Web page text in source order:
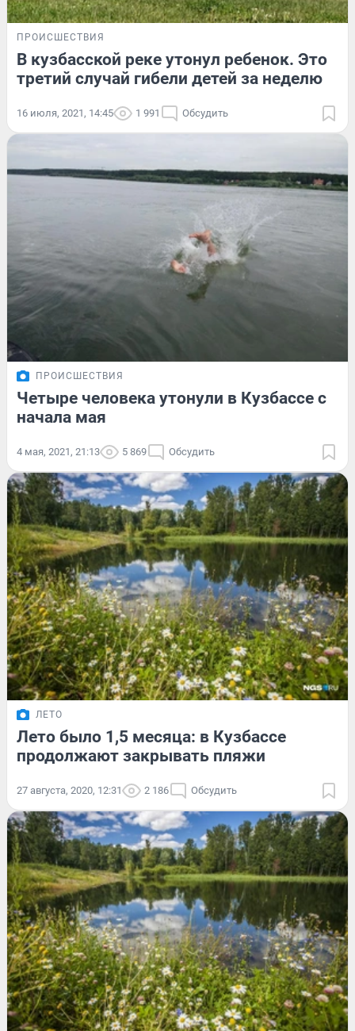
ПРОИСШЕСТВИЯ
В кузбасской реке утонул ребенок. Это
третий случай гибели детей за неделю
16 июля, 2021, 14:45 1 991 Обсудить
ПРОИСШЕСТВИЯ
Четыре человека утонули в Кузбассе с
начала мая
4 мая, 2021, 21:13 5 869 Обсудить
ЛЕТО
Лето было 1,5 месяца: в Кузбассе
продолжают закрывать пляжи
27 августа, 2020, 12:31 2 186 Обсудить